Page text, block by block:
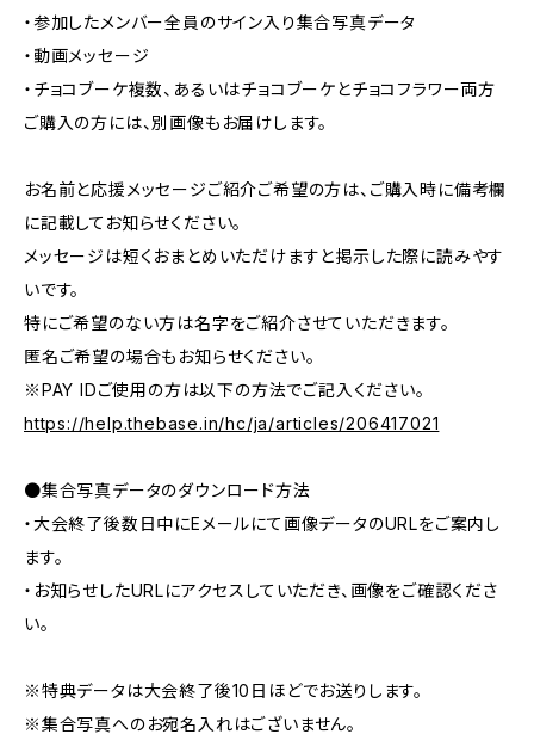
・参加したメンバー全員のサイン入り集合写真データ
・動画メッセージ
・チョコブーケ複数、あるいはチョコブーケとチョコフラワー両方
ご購入の方には、別画像もお届けします。
お名前と応援メッセージご紹介ご希望の方は、ご購入時に備考欄
に記載してお知らせください。
メッセージは短くおまとめいただけますと掲示した際に読みやす
いです。
特にご希望のない方は名字をご紹介させていただきます。
匿名ご希望の場合もお知らせください。
※PAY IDご使用の方は以下の方法でご記入ください。
https://help.thebase.in/hc/ja/articles/206417021
●集合写真データのダウンロード方法
・大会終了後数日中にEメールにて画像データのURLをご案内し
ます。
・お知らせしたURLにアクセスしていただき、画像をご確認くださ
い。
※特典データは大会終了後10日ほどでお送りします。
※集合写真へのお宛名入れはございません。